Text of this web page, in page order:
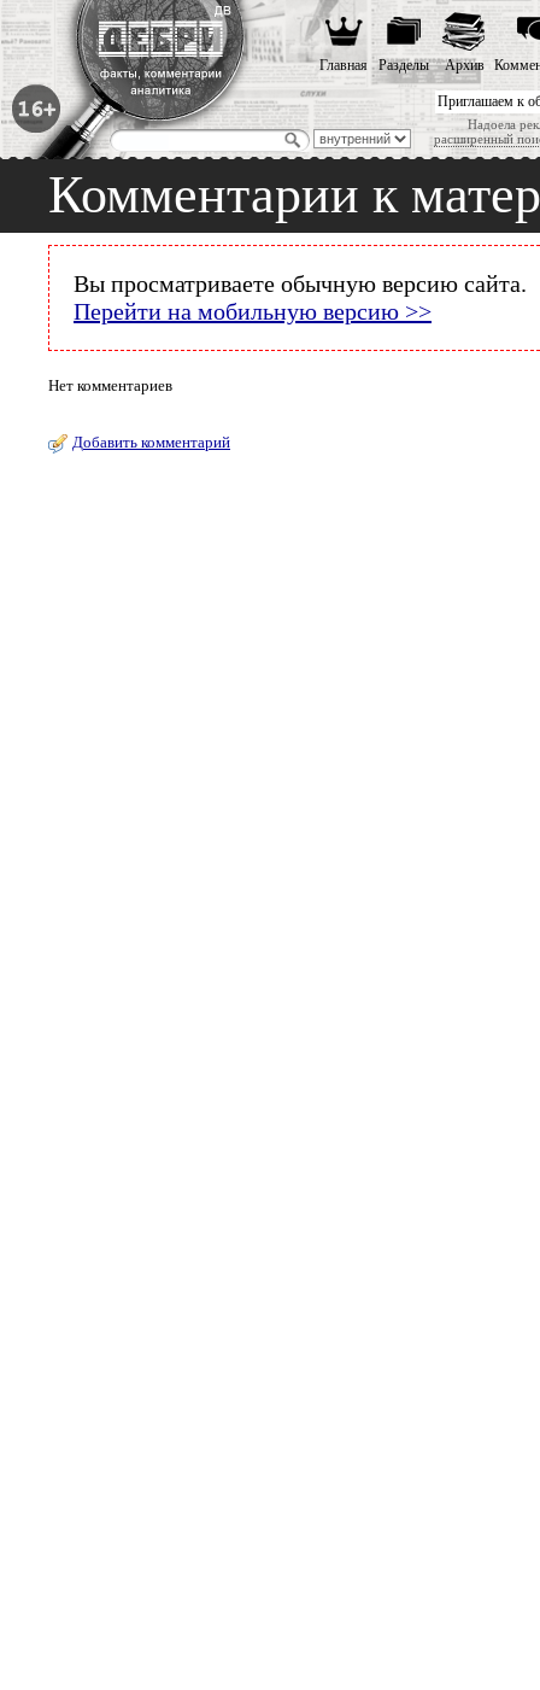
Приглашаем к
Надоела
расширенный
Главная Разделы Архив
Комментарии к
Вы просматриваете обычную версию сайта.
Перейти на мобильную версию >>
Нет комментариев
Добавить комментарий